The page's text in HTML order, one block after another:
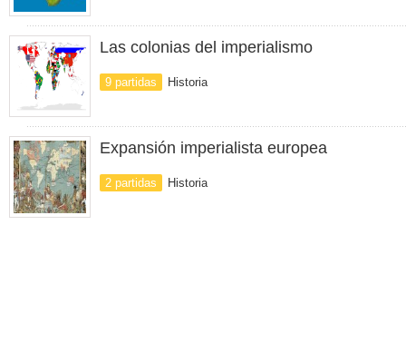
Las colonias del imperialismo
9 partidas Historia
Expansión imperialista europea
2 partidas Historia